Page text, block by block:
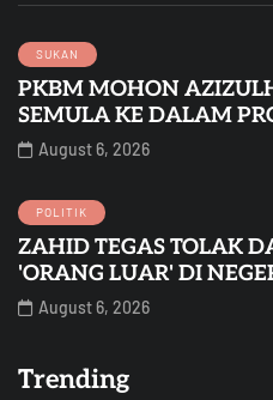
SUKAN
PKBM MOHON
SEMULA KE DALAM
August 6, 2026
POLITIK
ZAHID TEGAS TOLAK
'ORANG LUAR' DI
August 6, 2026
Trending